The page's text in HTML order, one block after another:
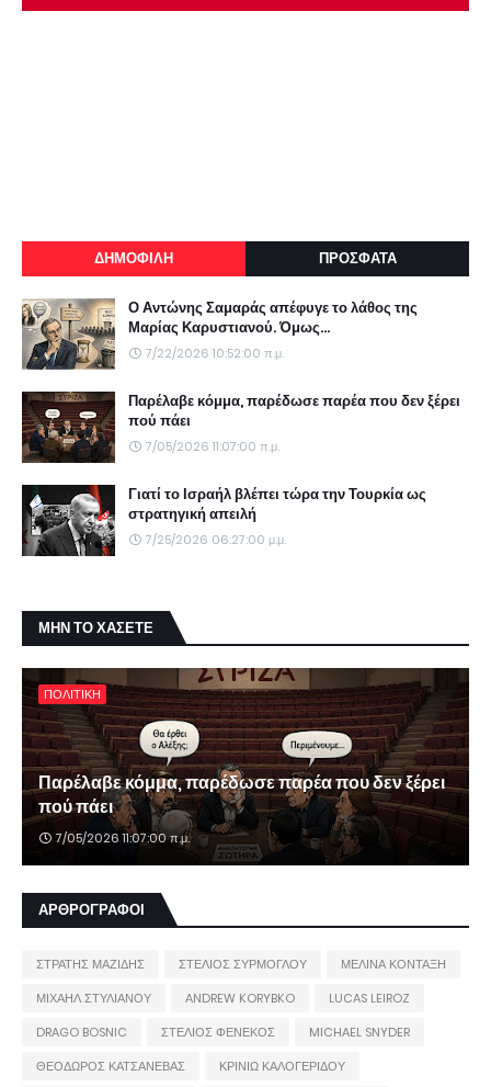
ΔΗΜΟΦΙΛΗ ΠΡΟΣΦΑΤΑ
Ο Αντώνης Σαμαράς απέφυγε το λάθος της
Μαρίας Καρυστιανού. Όμως...
7/22/2026 10:52:00 π.μ.
Παρέλαβε κόμμα, παρέδωσε παρέα που δεν ξέρει
πού πάει
7/05/2026 11:07:00 π.μ.
Γιατί το Ισραήλ βλέπει τώρα την Τουρκία ως
στρατηγική απειλή
7/25/2026 06:27:00 μ.μ.
ΜΗΝ ΤΟ ΧΑΣΕΤΕ
ΠΟΛΙΤΙΚΗ
Παρέλαβε κόμμα, παρέδωσε παρέα που δεν ξέρει
πού πάει
7/05/2026 11:07:00 π.μ.
ΑΡΘΡΟΓΡΑΦΟΙ
ΣΤΡΑΤΗΣ ΜΑΖΙΔΗΣ ΣΤΕΛΙΟΣ ΣΥΡΜΟΓΛΟΥ
ΜΕΛΙΝΑ ΚΟΝΤΑΞΗ
ΜΙΧΑΗΛ ΣΤΥΛΙΑΝΟΥ
ANDREW KORYBKO
LUCAS LEIROZ
DRAGO BOSNIC
ΣΤΕΛΙΟΣ ΦΕΝΕΚΟΣ
MICHAEL SNYDER
ΘΕΟΔΩΡΟΣ ΚΑΤΣΑΝΕΒΑΣ
ΚΡΙΝΙΩ ΚΑΛΟΓΕΡΙΔΟΥ